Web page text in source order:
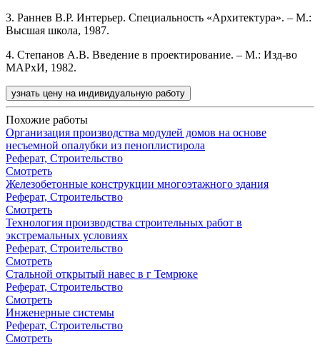
3. Раннев В.Р. Интерьер. Специальность «Архитектура». – М.:
Высшая школа, 1987.
4. Степанов А.В. Введение в проектирование. – М.: Изд-во
МАРхИ, 1982.
узнать цену на индивидуальную работу
Похожие работы
Организация производства модулей домов на основе
несъемной опалубки из пеноплистирола
Реферат, Строительство
Смотреть
Железобетонные конструкции многоэтажного здания
Реферат, Строительство
Смотреть
Технология производства строительных работ в
экстремальных условиях
Реферат, Строительство
Смотреть
Стальной открытый навес в г Темрюке
Реферат, Строительство
Смотреть
Инженерные системы
Реферат, Строительство
Смотреть